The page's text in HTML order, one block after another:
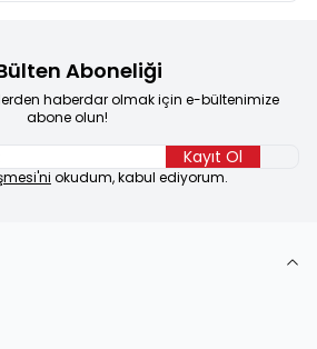
Aboneliği
haberdar olmak için e-bültenimize
abone olun!
Kayıt Ol
okudum, kabul ediyorum.